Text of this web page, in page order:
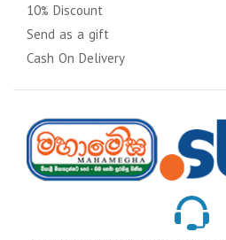
10% Discount
Send as a gift
Cash On Delivery